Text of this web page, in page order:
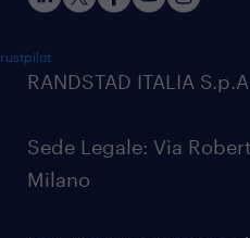
RANDSTAD ITALIA
Sede Legale: Via
Milano